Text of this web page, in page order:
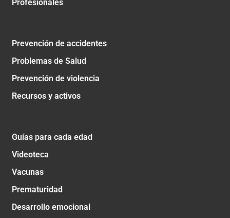
Profesionales
Prevención de accidentes
Problemas de Salud
Prevención de violencia
Recursos y activos
Guías para cada edad
Videoteca
Vacunas
Prematuridad
Desarrollo emocional